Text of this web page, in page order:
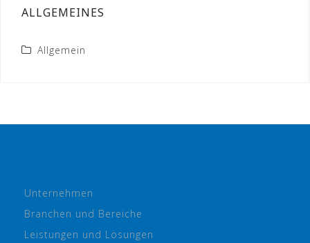
ALLGEMEINES
Allgemein
Unternehmen
Branchen und Bereiche
Leistungen und Lösungen